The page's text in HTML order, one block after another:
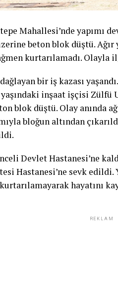
Mahallesi’nde yapımı
beton blok düştü. Ağır
kurtarılamadı. Olayla
bir iş kazası
inşaat işçisi Zülfü
blok düştü. Olay anında
bloğun altından
Devlet Hastanesi’ne
Hastanesi’ne sevk
hayatını
REKLAM